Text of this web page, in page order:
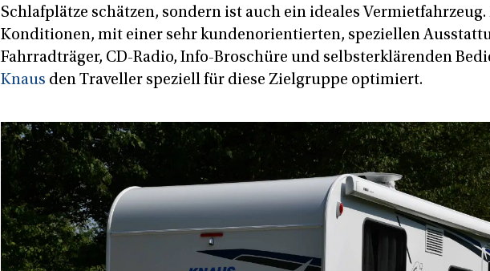
Schlafplätze schätzen, sondern ist auch ein ideales
Konditionen, mit einer sehr kundenorientierten, speziellen
Fahrradträger, CD-Radio, Info-Broschüre und selbsterklärenden
Knaus den Traveller speziell für diese Zielgruppe optimiert.